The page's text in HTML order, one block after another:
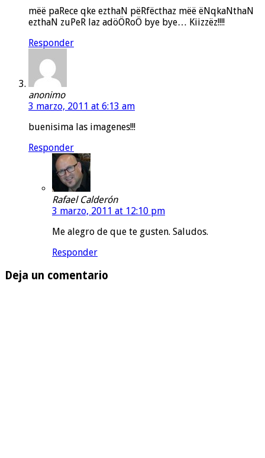
mëë paRece qke ezthaN pëRfëcthaz mëë ëNqkaNthaN
ezthaN zuPeR laz adöÖRoÖ bye bye… Kiizzëz!!!!
Responder
anonimo
3 marzo, 2011 at 6:13 am
buenisima las imagenes!!!
Responder
Rafael Calderón
3 marzo, 2011 at 12:10 pm
Me alegro de que te gusten. Saludos.
Responder
Deja un comentario